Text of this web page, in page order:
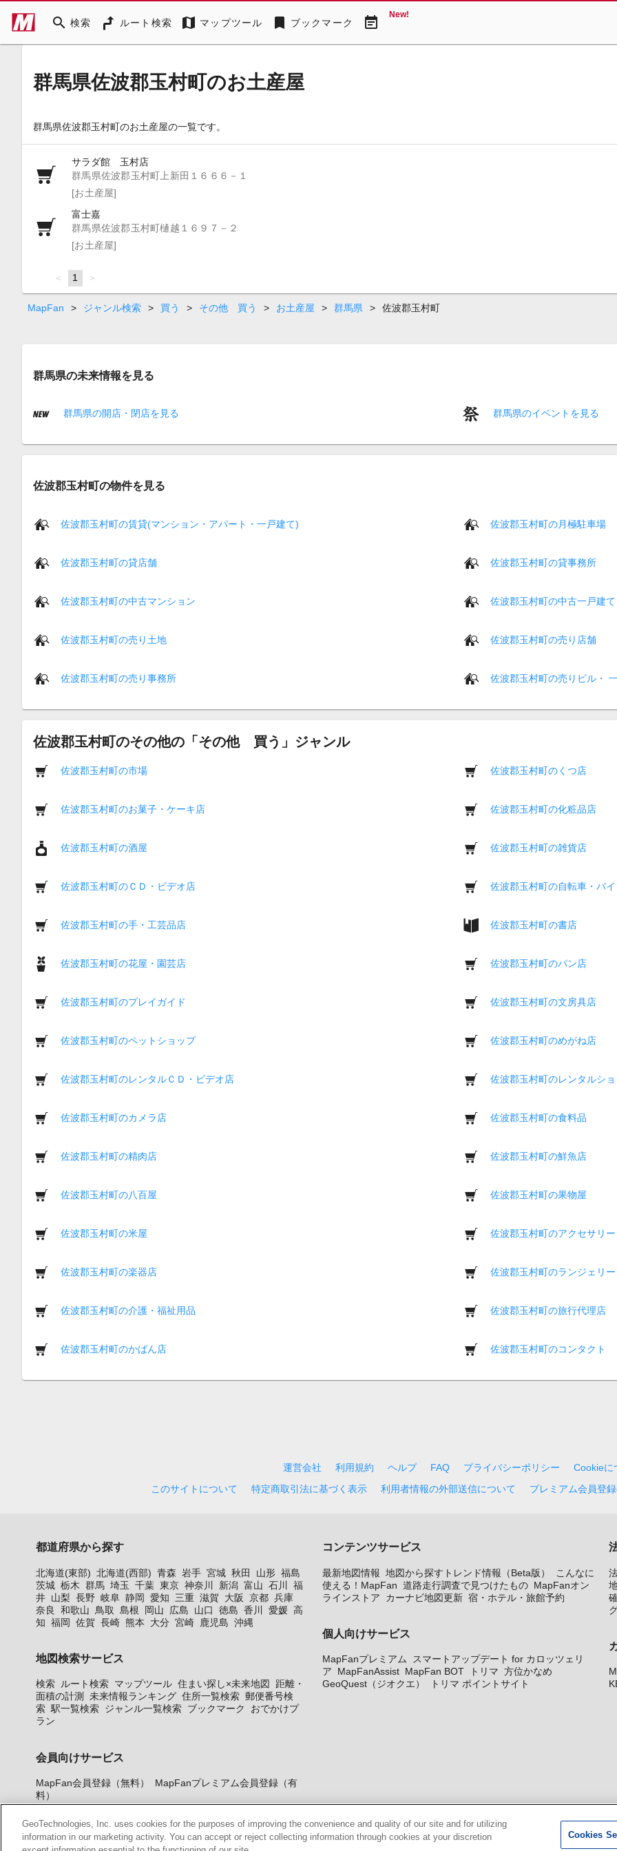
search 検索 ルート検索 map マップツール bookmark ブックマーク event_note New!
群馬県佐波郡玉村町のお土産屋
群馬県佐波郡玉村町のお土産屋の一覧です。
サラダ館 玉村店
群馬県佐波郡玉村町上新田１６６６－１
[お土産屋]
富士嘉
群馬県佐波郡玉村町樋越１６９７－２
[お土産屋]
page
You're
on
page
1 page
MapFan > ジャンル検索 > 買う > その他 買う > お土産屋 > 群馬県 > 佐波郡玉村町
群馬県の未来情報を見る
群馬県の開店・閉店を見る 群馬県のイベントを見る
佐波郡玉村町の物件を見る
佐波郡玉村町の賃貸(マンション・アパート・一戸建て) 佐波郡玉村町の月極駐車場
佐波郡玉村町の貸店舗 佐波郡玉村町の貸事務所
佐波郡玉村町の中古マンション 佐波郡玉村町の中古一戸建て
佐波郡玉村町の売り土地 佐波郡玉村町の売り店舗
佐波郡玉村町の売り事務所 佐波郡玉村町の売りビル・
佐波郡玉村町のその他の「その他 買う」ジャンル
佐波郡玉村町の市場 佐波郡玉村町のくつ店
佐波郡玉村町のお菓子・ケーキ店 佐波郡玉村町の化粧品店
佐波郡玉村町の酒屋 佐波郡玉村町の雑貨店
佐波郡玉村町のＣＤ・ビデオ店 佐波郡玉村町の自転車・バ
佐波郡玉村町の手・工芸品店 佐波郡玉村町の書店
佐波郡玉村町の花屋・園芸店 佐波郡玉村町のパン店
佐波郡玉村町のプレイガイド 佐波郡玉村町の文房具店
佐波郡玉村町のペットショップ 佐波郡玉村町のめがね店
佐波郡玉村町のレンタルＣＤ・ビデオ店 佐波郡玉村町のレンタルシ
佐波郡玉村町のカメラ店 佐波郡玉村町の食料品
佐波郡玉村町の精肉店 佐波郡玉村町の鮮魚店
佐波郡玉村町の八百屋 佐波郡玉村町の果物屋
佐波郡玉村町の米屋 佐波郡玉村町のアクセサリー
佐波郡玉村町の楽器店 佐波郡玉村町のランジェリー
佐波郡玉村町の介護・福祉用品 佐波郡玉村町の旅行代理店
佐波郡玉村町のかばん店 佐波郡玉村町のコンタクト
運営会社 利用規約 ヘルプ FAQ プライバシーポリシー
Cookieに
このサイトについて
特定商取引法に基づく表示 利用者情報の外部送信について プレミアム会員登
都道府県から探す
北海道(東部) 北海道(西部) 青森 岩手 宮城 秋田 山形 福島
茨城 栃木 群馬 埼玉 千葉 東京 神奈川 新潟 富山 石川
福
井 山梨 長野 岐阜 静岡 愛知 三重 滋賀 大阪 京都 兵庫
奈良
和歌山 鳥取 島根 岡山 広島 山口 徳島 香川 愛媛 高
知 福岡 佐賀 長崎 熊本 大分 宮崎 鹿児島 沖縄
地図検索サービス
検索 ルート検索 マップツール 住まい探し×未来地図
距離・
面積の計測
未来情報ランキング 住所一覧検索 郵便番号検
索 駅一覧検索 ジャンル一覧検索 ブックマーク
おでかけプ
ラン
会員向けサービス
MapFan会員登録（無料）
MapFanプレミアム会員登録（有
料）
コンテンツサービス
最新地図情報 地図から探すトレンド情報（Beta版）
こんなに
使える！MapFan 道路走行調査で見つけたもの MapFanオン
ラインストア
カーナビ地図更新 宿・ホテル・旅館予約
個人向けサービス
MapFanプレミアム
スマートアップデート for カロッツェリ
ア
MapFanAssist MapFan BOT トリマ 方位かなめ
GeoQuest（ジオクエ）
トリマ ポイントサイト
GeoTechnologies, Inc. uses cookies for the purposes of improving the convenience and quality of our site and for utilizing
information in our marketing activity. You can accept or reject collecting information through cookies at your discretion
Cookies